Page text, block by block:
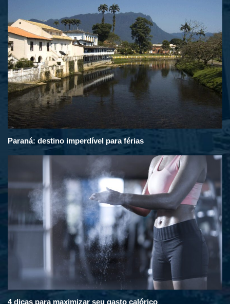
Paraná: destino imperdível para férias
4 dicas para maximizar seu gasto calórico